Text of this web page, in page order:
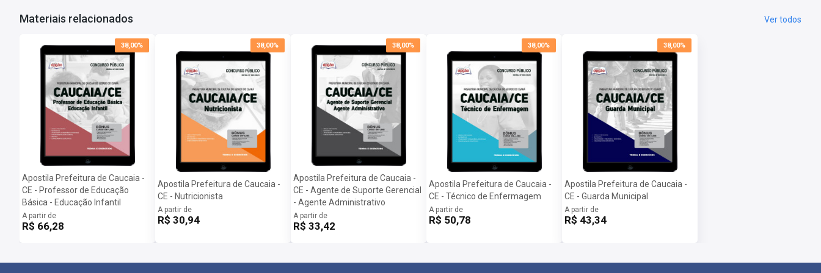
Taxa de Inscrição:R$ 80,00
Fundação Cetrede
Materiais relacionados Ver todos
38,00%
Apostila Prefeitura de Caucaia -
CE - Professor de Educação
Básica - Educação Infantil
A partir de
R$ 66,28
38,00%
Apostila Prefeitura de Caucaia -
CE - Nutricionista
A partir de
R$ 30,94
38,00%
Apostila Prefeitura de Caucaia -
CE - Agente de Suporte Gerencial
- Agente Administrativo
A partir de
R$ 33,42
38,00%
Apostila Prefeitura de Caucaia -
CE - Técnico de Enfermagem
A partir de
R$ 50,78
38,00%
Apostila Prefeitura de Caucaia -
CE - Guarda Municipal
A partir de
R$ 43,34